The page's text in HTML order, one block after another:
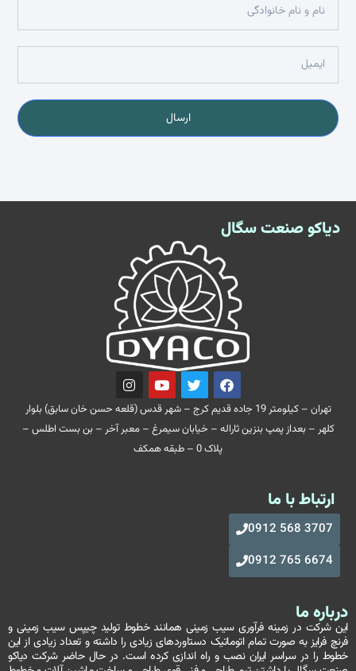
ارسال
دیاکو صنعت سگال
تهران – کیلومتر 19 جاده قدیم کرج – شهر قدس (قلعه حسن خان سابق) بلوار
کلهر – بعداز پمپ بنزین ثاراله – خیابان سیمرغ – معبر آخر – بن بست اطلس –
پلاک 0 – طبقه همکف
ارتباط با ما
3707 568 0912
6674 765 0912
درباره ما
این شرکت در زمینه فرآوری سیب زمینی همانند خطوط تولید چیپس سیب زمینی و
فرنچ فرایز به صورت تمام اتوماتیک دستاوردهای زیادی را داشته و تعداد زیادی از این
خطوط را در سراسر ایران نصب و راه اندازی کرده است. در حال حاضر شرکت دیاکو